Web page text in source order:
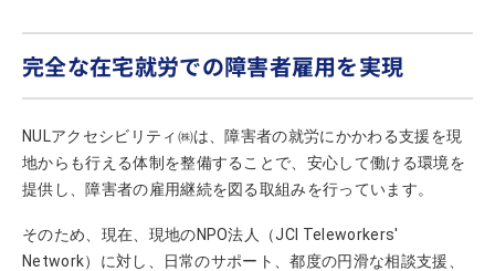
ン
ド
で
開
く
完全な在宅就労での障害者雇用を実現
NULアクセシビリティ㈱は、障害者の就労にかかわる支援を現
地からも行える体制を整備することで、安心して働ける環境を
提供し、障害者の雇用継続を図る取組みを行っています。
そのため、現在、現地のNPO法人（JCI Teleworkers'
Network）に対し、日常のサポート、都度の円滑な相談支援、